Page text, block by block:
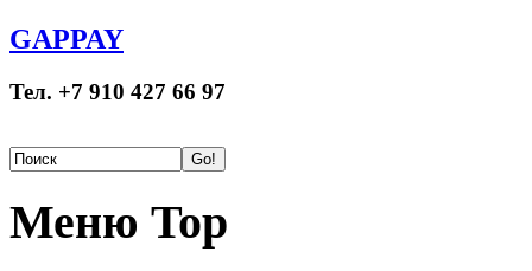
GAPPAY
Тел. +7 910 427 66 97
Меню Top